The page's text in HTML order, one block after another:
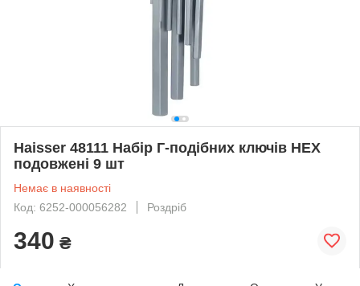
Haisser 48111 Набір Г-подібних ключів HEX
подовжені 9 шт
Немає в наявності
Код: 6252-000056282
Роздріб
340 ₴